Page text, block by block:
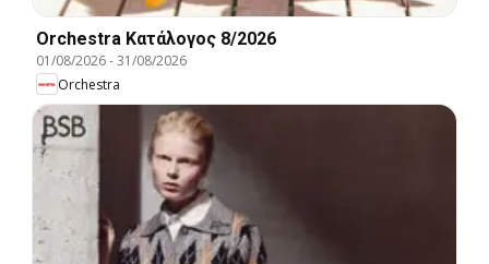
Orchestra Kατάλογος 8/2026
01/08/2026-31/08/2026
Orchestra